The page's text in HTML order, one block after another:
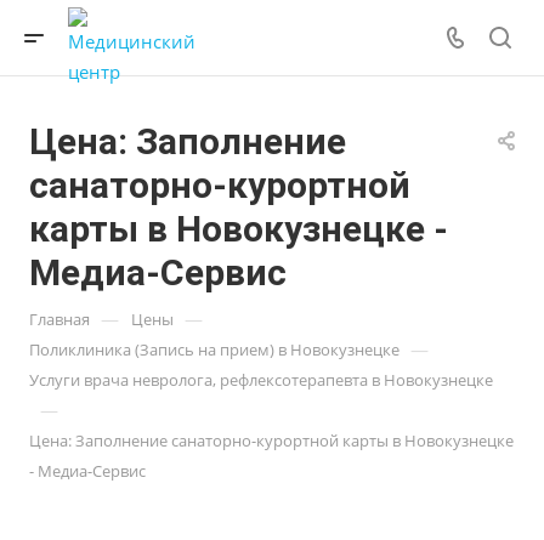
Цена: Заполнение
санаторно-курортной
карты в Новокузнецке -
Медиа-Сервис
Главная — Цены —
Поликлиника (Запись на прием) в Новокузнецке —
Услуги врача невролога, рефлексотерапевта в Новокузнецке
—
Цена: Заполнение санаторно-курортной карты в Новокузнецке
- Медиа-Сервис